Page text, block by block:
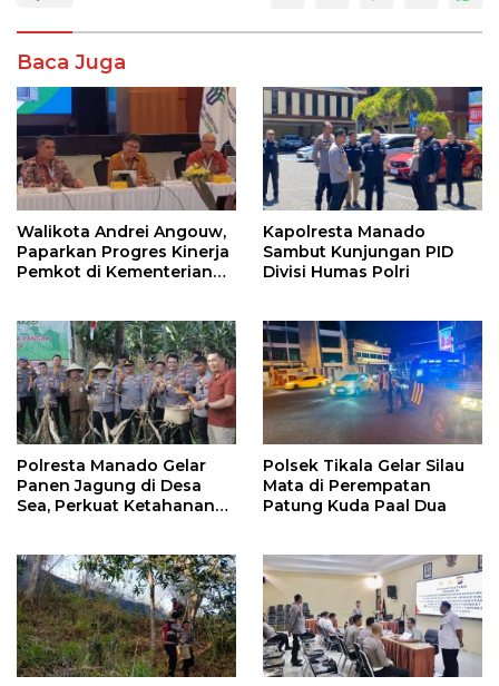
Baca Juga
Walikota Andrei Angouw,
Paparkan Progres Kinerja
Pemkot di Kementerian
Kapolresta Manado
Sambut Kunjungan PID
Divisi Humas Polri
Polresta Manado Gelar
Panen Jagung di Desa
Sea, Perkuat Ketahanan
Polsek Tikala Gelar Silau
Mata di Perempatan
Patung Kuda Paal Dua